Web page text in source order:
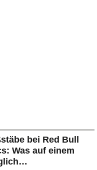
bei Red Bull
Was auf einem